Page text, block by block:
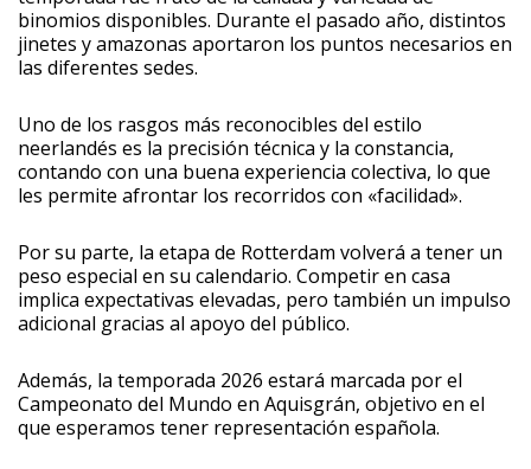
binomios disponibles. Durante el pasado año, distintos
jinetes y amazonas aportaron los puntos necesarios en
las diferentes sedes.
Uno de los rasgos más reconocibles del estilo
neerlandés es la precisión técnica y la constancia,
contando con una buena experiencia colectiva, lo que
les permite afrontar los recorridos con «facilidad».
Por su parte, la etapa de Rotterdam volverá a tener un
peso especial en su calendario. Competir en casa
implica expectativas elevadas, pero también un impulso
adicional gracias al apoyo del público.
Además, la temporada 2026 estará marcada por el
Campeonato del Mundo en Aquisgrán, objetivo en el
que esperamos tener representación española.